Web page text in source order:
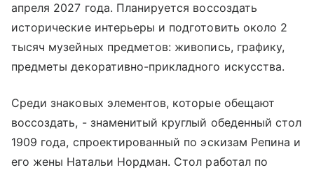
апреля 2027 года. Планируется воссоздать
исторические интерьеры и подготовить около 2
тысяч музейных предметов: живопись, графику,
предметы декоративно-прикладного искусства.
Среди знаковых элементов, которые обещают
воссоздать, - знаменитый круглый обеденный стол
1909 года, спроектированный по эскизам Репина и
его жены Натальи Нордман. Стол работал по